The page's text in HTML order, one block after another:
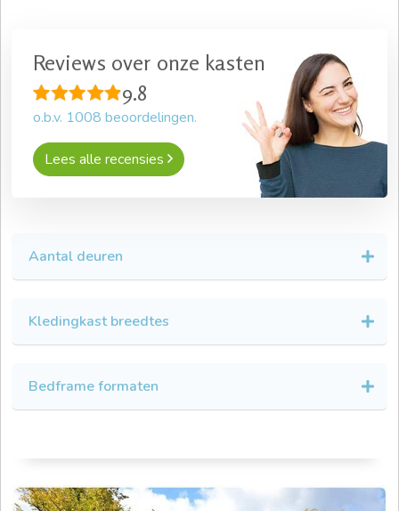
Reviews over onze kasten
9.8
o.b.v. 1008 beoordelingen.
Lees alle recensies
Aantal deuren
Kledingkast breedtes
Bedframe formaten